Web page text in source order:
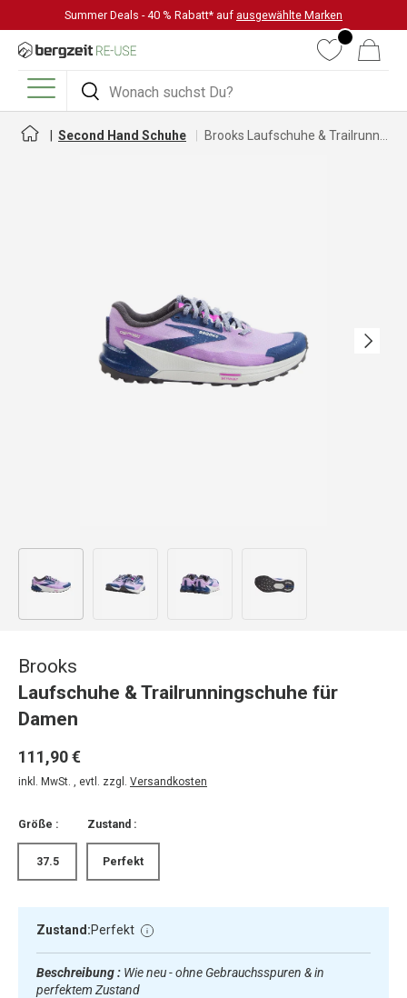
DIREKT ZUM INHALT
Summer Deals - 40 % Rabatt* auf ausgewählte Marken
Suchen
Suchen
WunschlisteWarenkorb
Menü
Second Hand Schuhe
Nächste
Bild 1 in Galerieansicht laden
Brooks
Laufschuhe & Trailrunningschuhe für
Damen
111,90 €
inkl. MwSt. , evtl. zzgl. Versandkosten
Größe :
37.5
Zustand :
Perfekt
Zustand:Perfekt
Beschreibung : Wie neu - ohne Gebrauchsspuren & in
perfektem Zustand